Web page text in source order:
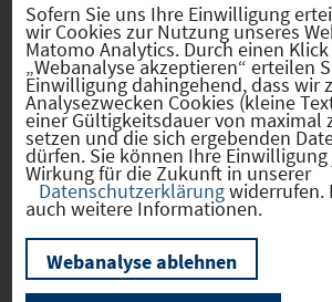
Sozialvers. Beschäftigte
Verkehrsinfrastruktur
Kommunale Infrastruktur
Sofern Sie uns Ihre Einwilligung
wir Cookies zur Nutzung unseres
Matomo Analytics. Durch einen
„Webanalyse akzeptieren“ erteilen
Einwilligung dahingehend, dass wir
Analysezwecken Cookies (kleine
einer Gültigkeitsdauer von maximal
setzen und die sich ergebenden
dürfen. Sie können Ihre
Wirkung für die Zukunft in unserer
Datenschutzerklärungwiderrufen.
auch weitere Informationen.
Webanalyse ablehnen